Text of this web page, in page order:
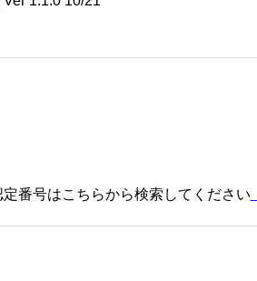
番号はこちらから検索してください